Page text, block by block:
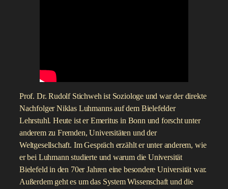
Prof. Dr. Rudolf Stichweh ist Soziologe und war der direkte
Nachfolger Niklas Luhmanns auf dem Bielefelder
Lehrstuhl. Heute ist er Emeritus in Bonn und forscht unter
anderem zu Fremden, Universitäten und der
Weltgesellschaft. Im Gespräch erzählt er unter anderem, wie
er bei Luhmann studierte und warum die Universität
Bielefeld in den 70er Jahren eine besondere Universität war.
Außerdem geht es um das System Wissenschaft und die